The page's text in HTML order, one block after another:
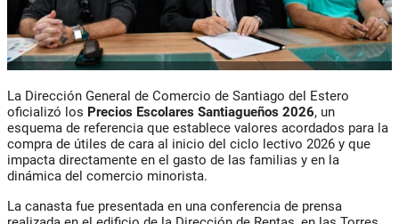
La Dirección General de Comercio de Santiago del Estero
oficializó los Precios Escolares Santiagueños 2026, un
esquema de referencia que establece valores acordados para la
compra de útiles de cara al inicio del ciclo lectivo 2026 y que
impacta directamente en el gasto de las familias y en la
dinámica del comercio minorista.
La canasta fue presentada en una conferencia de prensa